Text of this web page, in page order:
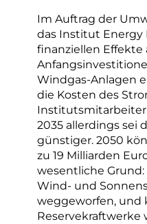
Im Auftrag der
das Institut Energy
finanziellen Effekte
Windgas-Anlagen
die Kosten des
Institutsmitarbeiter
2035 allerdings sei
günstiger. 2050
zu 19 Milliarden
wesentliche
Wind- und
weggeworfen, und
Reservekraftwerke